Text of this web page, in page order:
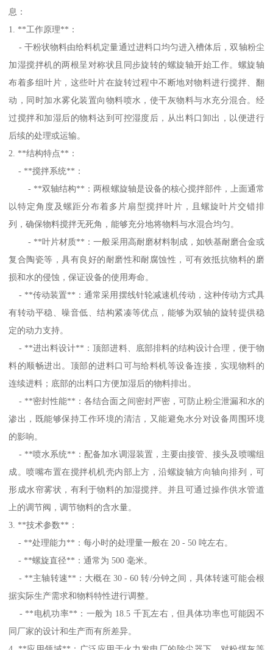
息：
1. **工作原理**：
- 干粉状物料由给料机定量通过进料口均匀进入槽体后，双轴粉尘
加湿搅拌机的两根呈对称状且同步旋转的螺旋轴开始工作。螺旋轴
布着多组叶片，这些叶片在旋转过程中不断地对物料进行搅拌、翻
动，同时加水雾化装置向物料喷水，使干灰物料与水充分混合。经
过搅拌和加湿后的物料达到可控湿度后，从出料口卸出，以便进行
后续的处理或运输。
2. **结构特点**：
- **搅拌系统**：
- **双轴结构**：两根螺旋轴是设备的核心搅拌部件，上面通常
以特定角度及螺距分布着多片扇型搅拌叶片，且螺旋叶片交错排
列，确保物料搅拌无死角，能够充分地将物料与水混合均匀。
- **叶片材质**：一般采用高耐磨材料制成，如铁基耐磨合金或
复合陶瓷等，具有良好的耐磨性和耐腐蚀性，可有效抵抗物料的磨
损和水的侵蚀，保证设备的使用寿命。
- **传动装置**：通常采用摆线针轮减速机传动，这种传动方式具
有转动平稳、噪音低、结构紧凑等优点，能够为双轴的旋转提供稳
定的动力支持。
- **进出料设计**：顶部进料、底部排料的结构设计合理，便于物
料的顺畅进出。顶部的进料口可与给料机等设备连接，实现物料的
连续进料；底部的出料口方便加湿后的物料排出。
- **密封性能**：各结合面之间密封严密，可防止粉尘泄漏和水的
渗出，既能够保持工作环境的清洁，又能避免水分对设备周围环境
的影响。
- **喷水系统**：配备加水调湿装置，主要由接管、接头及喷嘴组
成。喷嘴布置在搅拌机机壳内部上方，沿螺旋轴方向轴向排列，可
形成水帘雾状，有利于物料的加湿搅拌。并且可通过操作供水管道
上的调节阀，调节物料的含水量。
3. **技术参数**：
- **处理能力**：每小时的处理量一般在 20 - 50 吨左右。
- **螺旋直径**：通常为 500 毫米。
- **主轴转速**：大概在 30 - 60 转/分钟之间，具体转速可能会根
据实际生产需求和物料特性进行调整。
- **电机功率**：一般为 18.5 千瓦左右，但具体功率也可能因不
同厂家的设计和生产而有所差异。